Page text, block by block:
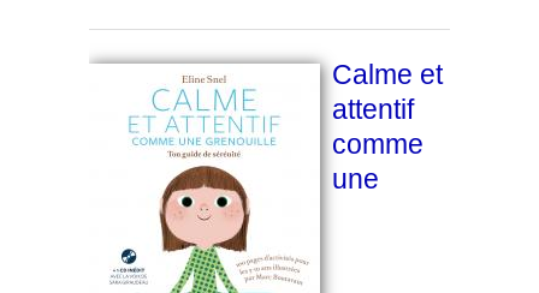
Calme et
attentif
comme
une